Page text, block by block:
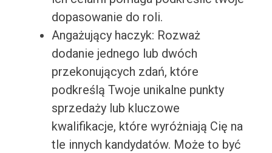
dopasowanie do roli.
Angażujący haczyk: Rozważ
dodanie jednego lub dwóch
przekonujących zdań, które
podkreślą Twoje unikalne punkty
sprzedaży lub kluczowe
kwalifikacje, które wyróżniają Cię na
tle innych kandydatów. Może to być